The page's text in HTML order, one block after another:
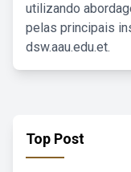
utilizando
pelas principais
dsw.aau.edu.et.
Top Post